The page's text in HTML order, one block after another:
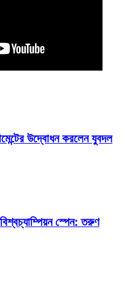
উদ্বোধন করলেন যুবদল
স্পেন: তরুণ